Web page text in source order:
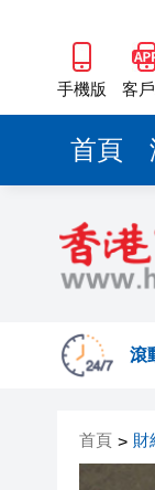
手機版 客
首頁
滾
首頁 > 財